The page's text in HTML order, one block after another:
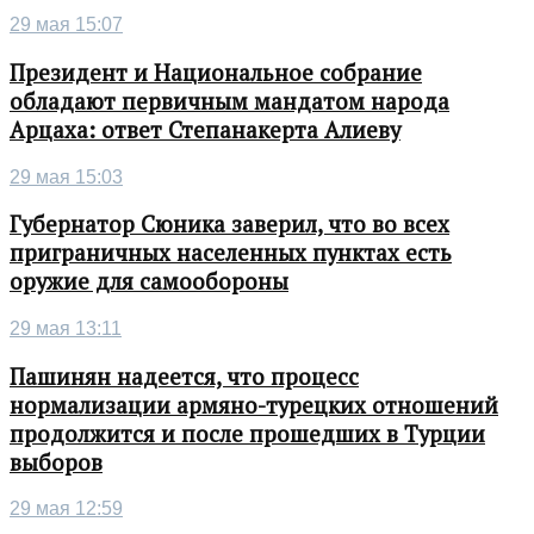
29 мая 15:07
Президент и Национальное собрание
обладают первичным мандатом народа
Арцаха: ответ Степанакерта Алиеву
29 мая 15:03
Губернатор Сюника заверил, что во всех
приграничных населенных пунктах есть
оружие для самообороны
29 мая 13:11
Пашинян надеется, что процесс
нормализации армяно-турецких отношений
продолжится и после прошедших в Турции
выборов
29 мая 12:59